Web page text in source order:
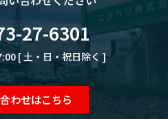
27-6301
[ 土・日・祝日除く ]
わせはこちら